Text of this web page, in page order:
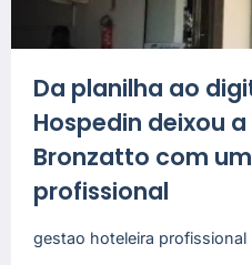
Da planilha ao
Hospedin deixou
Bronzatto com
profissional
gestao hoteleira profissional